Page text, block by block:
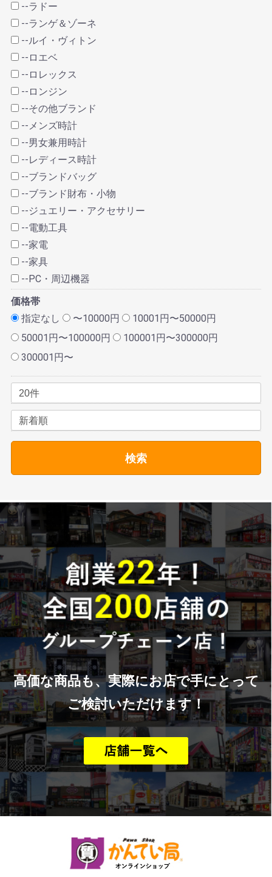
--ラドー
--ランゲ＆ゾーネ
--ルイ・ヴィトン
--ロエベ
--ロレックス
--ロンジン
--その他ブランド
--メンズ時計
--男女兼用時計
--レディース時計
--ブランドバッグ
--ブランド財布・小物
--ジュエリー・アクセサリー
--電動工具
--家電
--家具
--PC・周辺機器
価格帯
指定なし
〜10000円
10001円〜50000円
50001円〜100000円
100001円〜300000円
300001円〜
検索
高価な商品も、実際にお店で手にとって
ご検討いただけます！